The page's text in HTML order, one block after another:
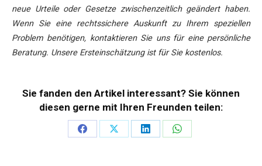
neue Urteile oder Gesetze zwischenzeitlich geändert haben.
Wenn Sie eine rechtssichere Auskunft zu Ihrem speziellen
Problem benötigen, kontaktieren Sie uns für eine persönliche
Beratung. Unsere Ersteinschätzung ist für Sie kostenlos.
Sie fanden den Artikel interessant? Sie können
diesen gerne mit Ihren Freunden teilen:
Teilen
Teilen
Teilen
Teilen